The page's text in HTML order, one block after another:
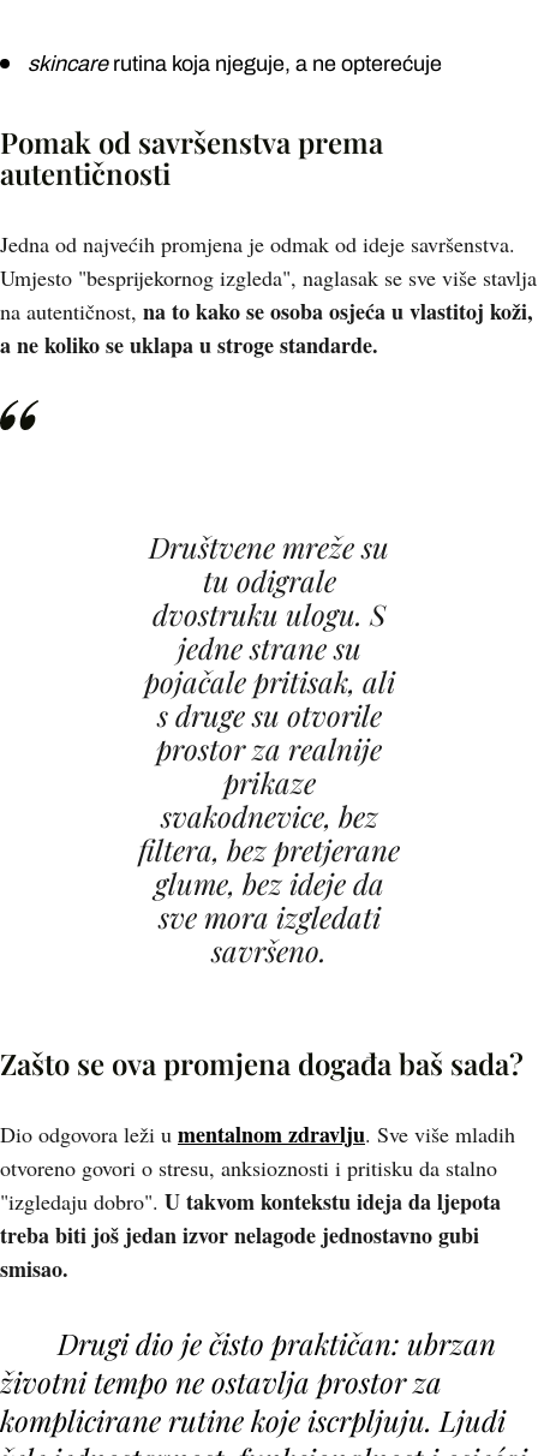
skincare rutina koja njeguje, a ne opterećuje
Pomak od savršenstva prema
autentičnosti
Jedna od najvećih promjena je odmak od ideje savršenstva.
Umjesto "besprijekornog izgleda", naglasak se sve više stavlja
na autentičnost, na to kako se osoba osjeća u vlastitoj koži,
a ne koliko se uklapa u stroge standarde.
Društvene mreže su
tu odigrale
dvostruku ulogu. S
jedne strane su
pojačale pritisak, ali
s druge su otvorile
prostor za realnije
prikaze
svakodnevice, bez
filtera, bez pretjerane
glume, bez ideje da
sve mora izgledati
savršeno.
Zašto se ova promjena događa baš sada?
Dio odgovora leži u mentalnom zdravlju. Sve više mladih
otvoreno govori o stresu, anksioznosti i pritisku da stalno
"izgledaju dobro". U takvom kontekstu ideja da ljepota
treba biti još jedan izvor nelagode jednostavno gubi
smisao.
Drugi dio je čisto praktičan: ubrzan
životni tempo ne ostavlja prostor za
komplicirane rutine koje iscrpljuju. Ljudi